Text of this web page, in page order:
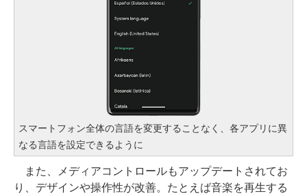
スマートフォン全体の言語を変更することなく、各アプリに異
なる言語を設定できるように
また、メディアコントロールもアップデートされてお
り、デザインや操作性が改善。たとえば音楽を再生する